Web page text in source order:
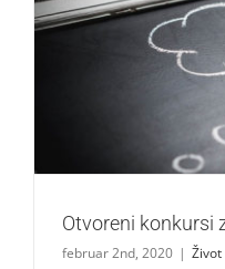
Otvoreni
Otvoreni konkursi
februar 2nd, 2020 | Život